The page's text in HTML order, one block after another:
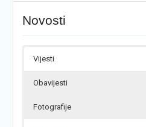
Novosti
Vijesti
Obavijesti
Fotografije